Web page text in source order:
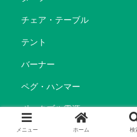
チェア・テーブル
テント
バーナー
ペグ・ハンマー
ポータブル電源
ランタン
メニュー ホーム 検